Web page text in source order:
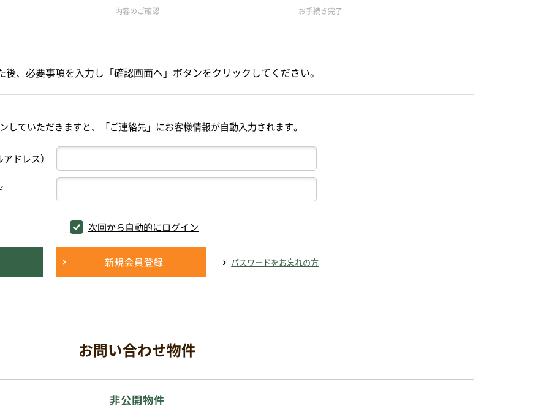
内容のご確認 お手続き完了
、必要事項を入力し「確認画面へ」ボタンをクリックしてください。
していただきますと、「ご連絡先」にお客様情報が自動入力されます。
ドレス）
次回から自動的にログイン
新規会員登録 パスワードをお忘れの方
お問い合わせ物件
非公開物件